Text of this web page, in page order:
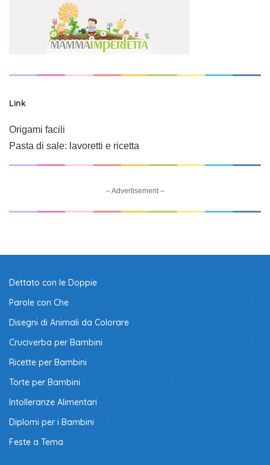
Link
Origami facili
Pasta di sale: lavoretti e ricetta
– Advertisement –
Dettato con le Doppie
Parole con Che
Disegni di Animali da Colorare
Cruciverba per Bambini
Ricette per Bambini
Torte per Bambini
Intolleranze Alimentari
Diplomi per i Bambini
Feste a Tema